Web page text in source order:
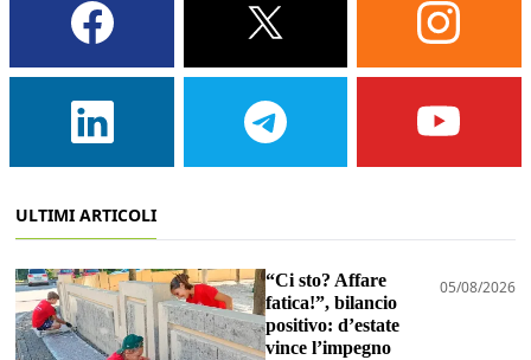
ULTIMI ARTICOLI
“Ci sto? Affare
fatica!”, bilancio
positivo: d’estate
vince l’impegno
05/08/2026